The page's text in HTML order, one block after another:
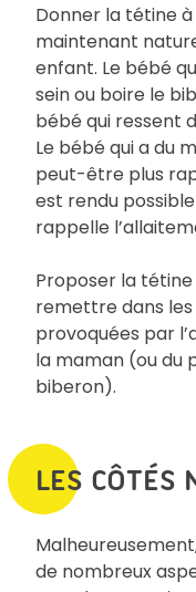
Donner la tétine
maintenant
enfant. Le bébé
sein ou boire le
bébé qui ressent
Le bébé qui a du
peut-être plus
est rendu
rappelle
Proposer la tétine
remettre dans
provoquées par
la maman (ou du
biberon).
LES CÔTÉS
de nombreux